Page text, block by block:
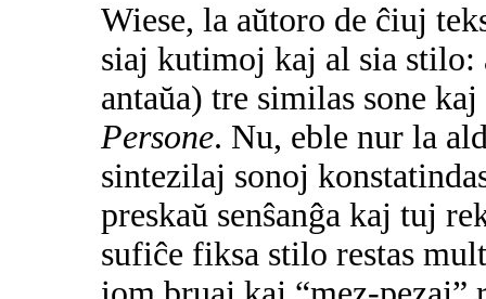
Wiese, la aŭtoro de ĉiuj
siaj kutimoj kaj al sia stilo:
antaŭa) tre similas sone
Persone. Nu, eble nur la
sintezilaj sonoj
preskaŭ senŝanĝa kaj tuj
sufiĉe fiksa stilo restas